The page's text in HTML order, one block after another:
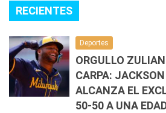
RECIENTES
Deportes
ORGULLO
CARPA:
ALCANZA EL
50-50 A UNA